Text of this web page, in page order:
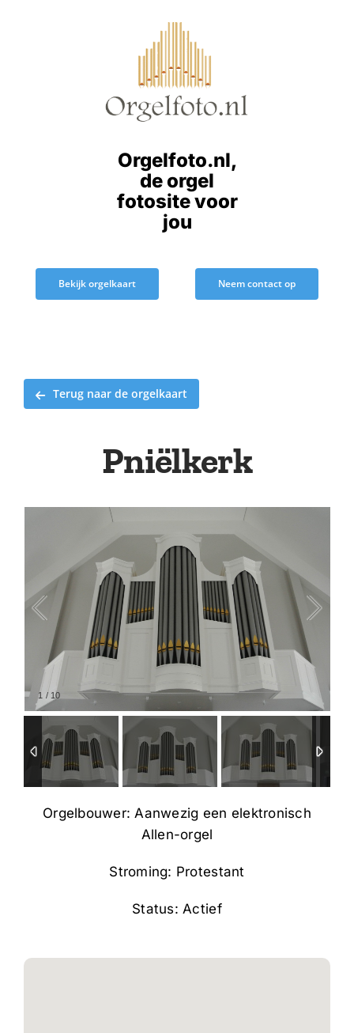
Orgelfoto.nl,
de orgel
fotosite voor
jou
Bekijk orgelkaart Neem contact op
Terug naar de orgelkaart
Pniëlkerk
1 / 10
Orgelbouwer: Aanwezig een elektronisch
Allen-orgel
Stroming: Protestant
Status: Actief